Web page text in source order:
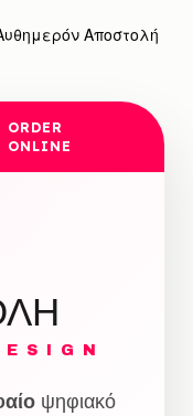
Αποστολή
ORDER
ONLINE
ψηφιακό